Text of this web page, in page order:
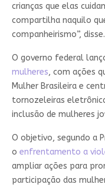
crianças que elas
compartilha naquilo
companheirismo”, disse.
O governo federal
mulheres, com ações
Mulher Brasileira e
tornozeleiras
inclusão de mulheres
O objetivo, segundo a
o enfrentamento a
ampliar ações para
participação das